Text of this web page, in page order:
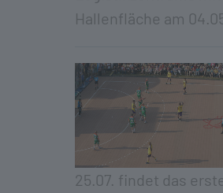
Hallenfläche am
25.07. findet das